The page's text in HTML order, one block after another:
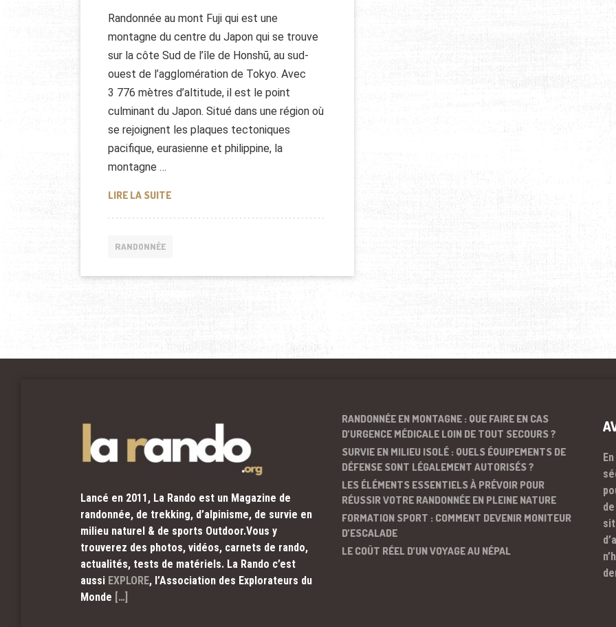
Randonnée au mont Fuji qui est une
montagne du centre du Japon qui se trouve
sur la côte Sud de l’île de Honshū, au sud-
ouest de l’agglomération de Tokyo. Avec
3 776 mètres d’altitude, il est le point
culminant du Japon. Situé dans une région où
se rejoignent les plaques tectoniques
pacifique, eurasienne et philippine, la
montagne …
LIRE LA SUITERANDONNÉE MONT FUJI (JAPON)
RANDONNÉE
Lancé en 2011, La Rando est un Magazine de
randonnée, de trekking, d’alpinisme, de survie en
milieu naturel & de sports Outdoor.Vous y
trouverez des photos, vidéos, carnets de rando,
actualités, tests de matériels. La Rando c’est
aussi EXPLORE, l’Association des Explorateurs du
Monde […]
RANDONNÉE EN MONTAGNE : QUE FAIRE EN CAS
D’URGENCE MÉDICALE LOIN DE TOUT SECOURS ?
SURVIE EN MILIEU ISOLÉ : QUELS ÉQUIPEMENTS DE
DÉFENSE SONT LÉGALEMENT AUTORISÉS ?
LES ÉLÉMENTS ESSENTIELS À PRÉVOIR POUR
RÉUSSIR VOTRE RANDONNÉE EN PLEINE NATURE
FORMATION SPORT : COMMENT DEVENIR MONITEUR
D’ESCALADE
LE COÛT RÉEL D’UN VOYAGE AU NÉPAL